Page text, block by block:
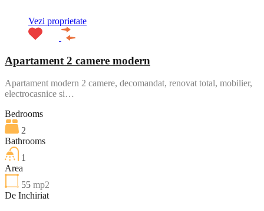
Vezi proprietate
Apartament 2 camere modern
Apartament modern 2 camere, decomandat, renovat total, mobilier,
electrocasnice si…
Bedrooms
2
Bathrooms
1
Area
55 mp2
De Inchiriat